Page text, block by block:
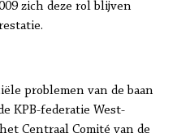
zich deze rol blijven
problemen van de baan
KPB-federatie West-
Centraal Comité van de